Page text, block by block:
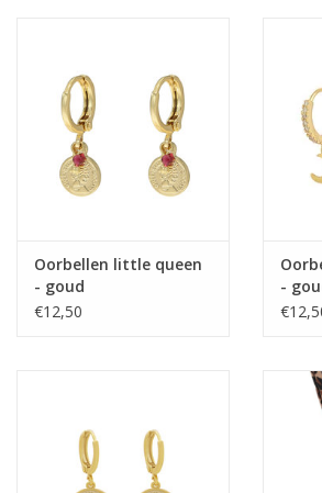
Oorbellen little queen
- goud
€12,50
-